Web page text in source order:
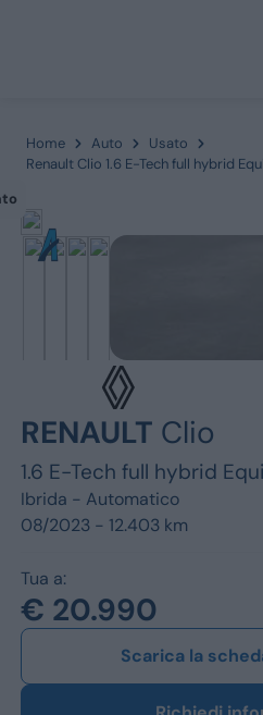
Home Auto
Usato
Renault Clio 1.6 E-Tech full hybrid
RENAULT Clio
1.6 E-Tech full hybrid
Ibrida - Automatico
08/2023 - 12.403 km
Tua a:
€ 20.990
Scarica la